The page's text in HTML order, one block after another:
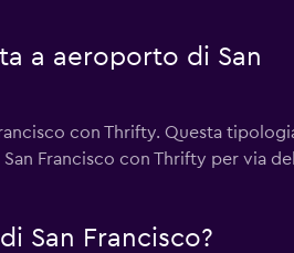
a aeroporto di San
con Thrifty. Questa
Francisco con Thrifty per via
San Francisco?